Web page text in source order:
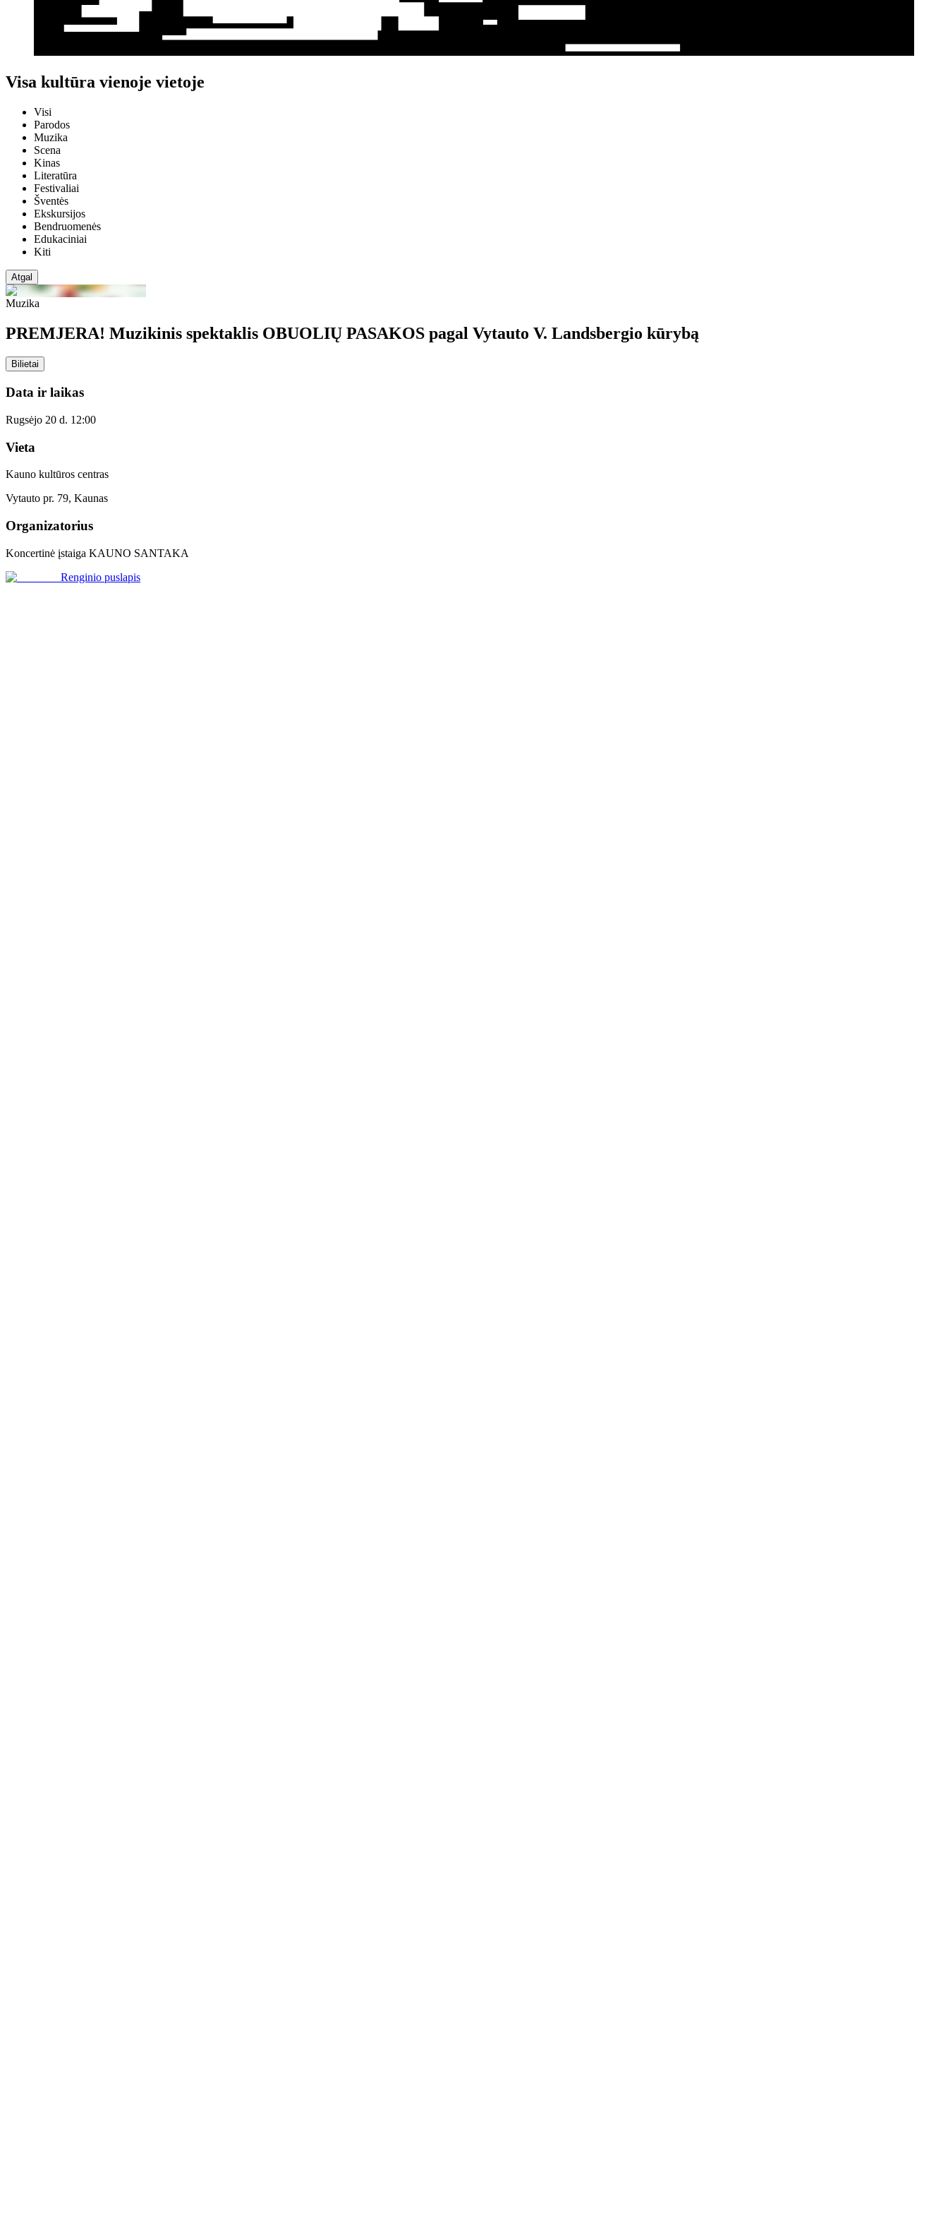
Visa kultūra vienoje vietoje
Visi
Parodos
Muzika
Scena
Kinas
Literatūra
Festivaliai
Šventės
Ekskursijos
Bendruomenės
Edukaciniai
Kiti
Atgal
Muzika
PREMJERA! Muzikinis spektaklis OBUOLIŲ PASAKOS pagal Vytauto V. Landsbergio kūrybą
Bilietai
Data ir laikas
Rugsėjo 20 d. 12:00
Vieta
Kauno kultūros centras
Vytauto pr. 79, Kaunas
Organizatorius
Koncertinė įstaiga KAUNO SANTAKA
Renginio puslapis